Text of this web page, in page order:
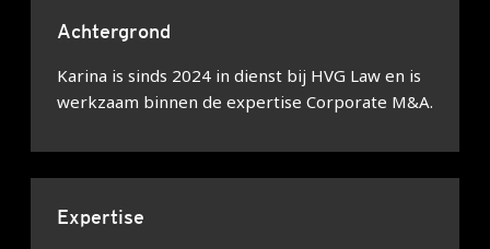
Achtergrond
Karina is sinds 2024 in dienst bij HVG Law en is
werkzaam binnen de expertise Corporate M&A.
Expertise